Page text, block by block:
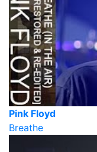
Pink Floyd
Breathe